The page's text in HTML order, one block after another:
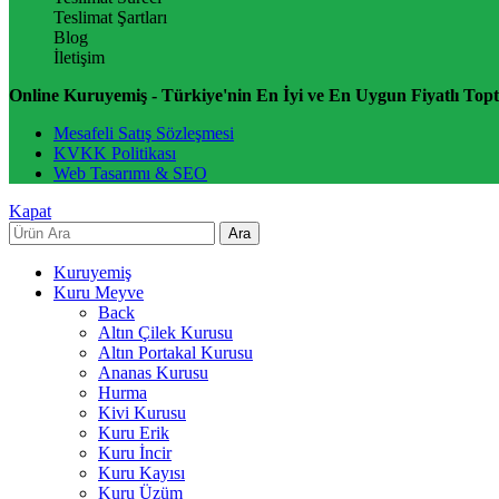
Teslimat Şartları
Blog
İletişim
Online Kuruyemiş - Türkiye'nin En İyi ve En Uygun Fiyatlı
Mesafeli Satış Sözleşmesi
KVKK Politikası
Web Tasarımı & SEO
Kapat
Ara
Kuruyemiş
Kuru Meyve
Back
Altın Çilek Kurusu
Altın Portakal Kurusu
Ananas Kurusu
Hurma
Kivi Kurusu
Kuru Erik
Kuru İncir
Kuru Kayısı
Kuru Üzüm